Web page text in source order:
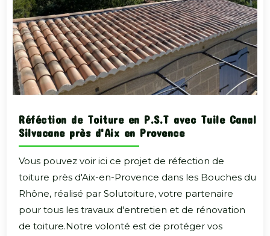
Réféction de Toiture en P.S.T avec Tuile Canal
Silvacane près d'Aix en Provence
Vous pouvez voir ici ce projet de réfection de
toiture près d'Aix-en-Provence dans les Bouches du
Rhône, réalisé par Solutoiture, votre partenaire
pour tous les travaux d'entretien et de rénovation
de toiture.Notre volonté est de protéger vos